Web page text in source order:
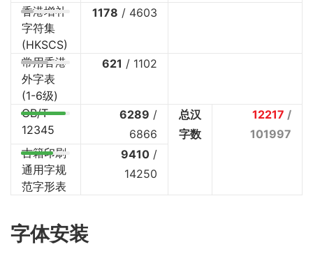
香港增补
字符集
(HKSCS)
1178 / 4603
常用香港
外字表
(1-6级)
621 / 1102
GB/T
12345
6289 /
6866
总汉
字数
12217 /
101997
古籍印刷
通用字规
范字形表
9410 /
14250
字体安装